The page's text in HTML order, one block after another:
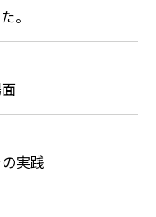
。
実践